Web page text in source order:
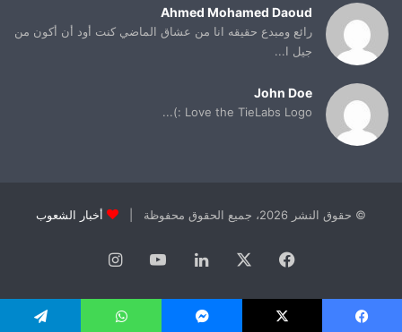
Ahmed Mohamed Daoud
رائع ومبدع حقيقه انا من عشاق الماضي كنت أود أن أكون من
جيل ا...
John Doe
Love the TieLabs Logo :)...
© حقوق النشر 2026، جميع الحقوق محفوظة | أخبار الشعوب
فيسبوك لينكدإن يوتيوب